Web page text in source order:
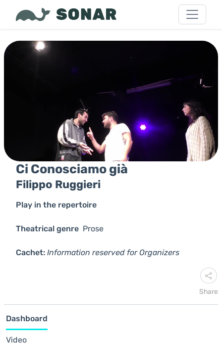
Ci Conosciamo già
Filippo Ruggieri
Play in the repertoire
Theatrical genre Prose
Cachet: Information reserved for Organizers
Share
Dashboard
Video